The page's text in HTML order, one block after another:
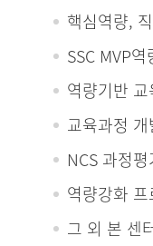
핵심역량,
SSC MVP
역량기반
교육과정
NCS 과정
역량강화
그 외 본 센